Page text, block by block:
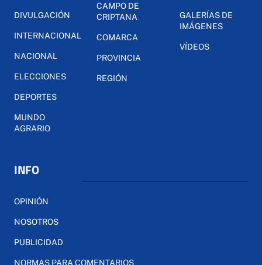
DIVULGACIÓN
INTERNACIONAL
NACIONAL
ELECCIONES
DEPORTES
MUNDO
AGRARIO
CAMPO DE
CRIPTANA
COMARCA
PROVINCIA
REGIÓN
GALERÍAS DE
IMÁGENES
VÍDEOS
INFO
OPINIÓN
NOSOTROS
PUBLICIDAD
NORMAS PARA COMENTARIOS